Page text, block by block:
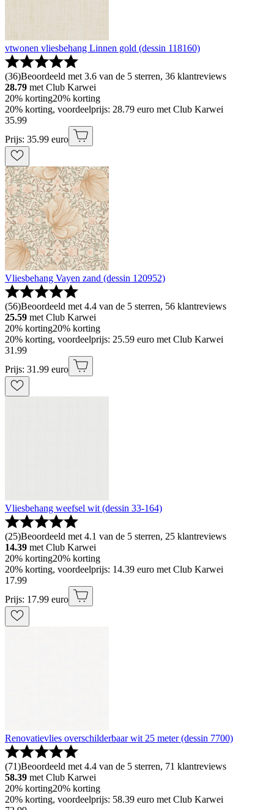
vtwonen vliesbehang Linnen gold (dessin 118160)
(36)Beoordeeld met 3.6 van de 5 sterren, 36 klantreviews
28.79 met Club Karwei
20% korting20% korting
20% korting, voordeelprijs: 28.79 euro met Club Karwei
35.99
Prijs: 35.99 euro
Vliesbehang Vayen zand (dessin 120952)
(56)Beoordeeld met 4.4 van de 5 sterren, 56 klantreviews
25.59 met Club Karwei
20% korting20% korting
20% korting, voordeelprijs: 25.59 euro met Club Karwei
31 .99
Prijs: 31.99 euro
Vliesbehang weefsel wit (dessin 33-164)
(25)Beoordeeld met 4.1 van de 5 sterren, 25 klantreviews
14.39 met Club Karwei
20% korting20% korting
20% korting, voordeelprijs: 14.39 euro met Club Karwei
17.99
Prijs: 17.99 euro
Renovatievlies overschilderbaar wit 25 meter (dessin 7700)
(71)Beoordeeld met 4.4 van de 5 sterren, 71 klantreviews
58.39 met Club Karwei
20% korting20% korting
20% korting, voordeelprijs: 58.39 euro met Club Karwei